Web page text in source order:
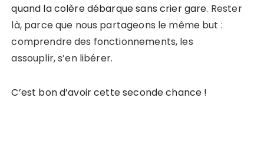
quand la colère débarque sans crier gare. Rester
là, parce que nous partageons le même but :
comprendre des fonctionnements, les
assouplir, s’en libérer.
C’est bon d’avoir cette seconde chance !